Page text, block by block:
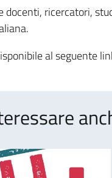
docenti, ricercatori,
al seguente